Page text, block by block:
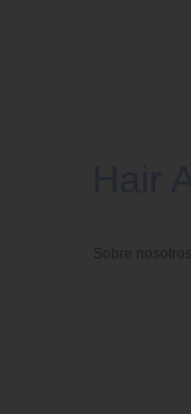
Sobre nosotros